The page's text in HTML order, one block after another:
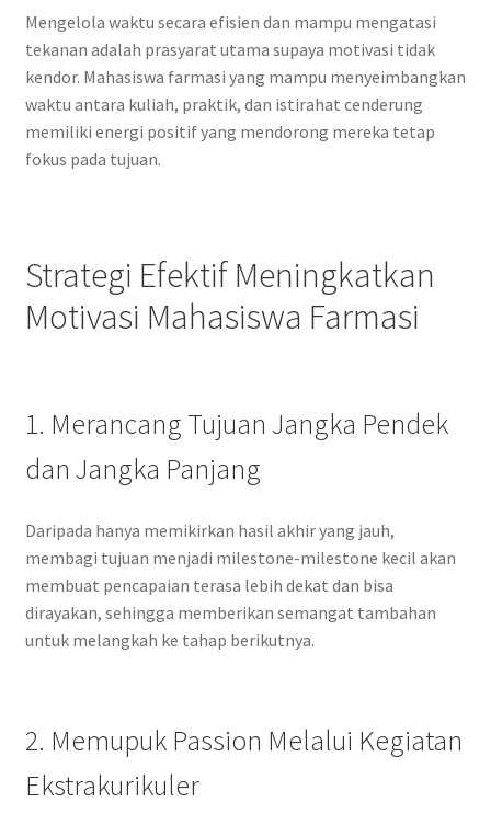
Mengelola waktu secara efisien dan mampu mengatasi
tekanan adalah prasyarat utama supaya motivasi tidak
kendor. Mahasiswa farmasi yang mampu menyeimbangkan
waktu antara kuliah, praktik, dan istirahat cenderung
memiliki energi positif yang mendorong mereka tetap
fokus pada tujuan.
Strategi Efektif Meningkatkan
Motivasi Mahasiswa Farmasi
1. Merancang Tujuan Jangka Pendek
dan Jangka Panjang
Daripada hanya memikirkan hasil akhir yang jauh,
membagi tujuan menjadi milestone-milestone kecil akan
membuat pencapaian terasa lebih dekat dan bisa
dirayakan, sehingga memberikan semangat tambahan
untuk melangkah ke tahap berikutnya.
2. Memupuk Passion Melalui Kegiatan
Ekstrakurikuler